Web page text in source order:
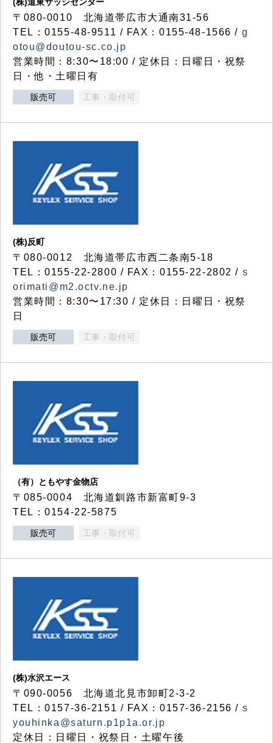
〒080-0010 北海道帯広市大通南31-56
TEL：0155-48-9511 / FAX：0155-48-1566 / g
otou@doutou-sc.co.jp
営業時間：8:30〜18:00 / 定休日：日曜日・祝祭
日・他・土曜日有
販売可 工事・取付可
(株)反町
〒080-0012 北海道帯広市西二条南5-18
TEL：0155-22-2800 / FAX：0155-22-2802 / s
orimati@m2.octv.ne.jp
営業時間：8:30〜17:30 / 定休日：日曜日・祝祭
日
販売可 工事・取付可
（有）ともやす金物店
〒085-0004 北海道釧路市新富町9-3
TEL：0154-22-5875
販売可 工事・取付可
(株)水沢エース
〒090-0056 北海道北見市卸町2-3-2
TEL：0157-36-2151 / FAX：0157-36-2156 / s
youhinka@saturn.p1p1a.or.jp
定休日：日曜日・祝祭日・土曜午後